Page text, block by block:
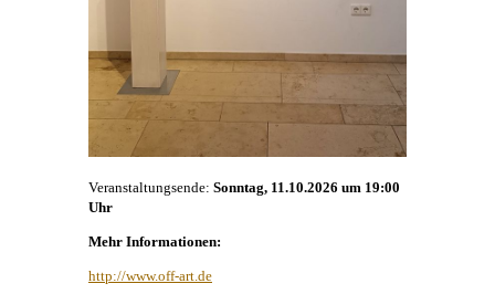
Veranstaltungsende: Sonntag, 11.10.2026 um 19:00
Uhr
Mehr Informationen:
http://www.off-art.de